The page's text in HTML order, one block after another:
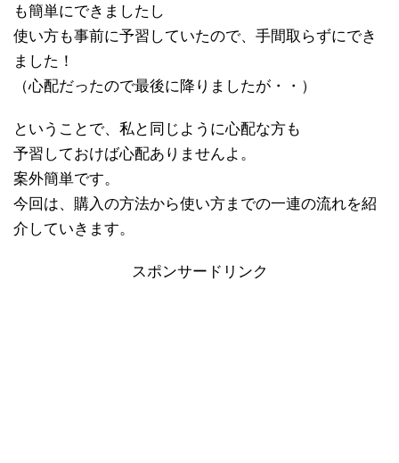
も簡単にできましたし
使い方も事前に予習していたので、手間取らずにでき
ました！
（心配だったので最後に降りましたが・・）
ということで、私と同じように心配な方も
予習しておけば心配ありませんよ。
案外簡単です。
今回は、購入の方法から使い方までの一連の流れを紹
介していきます。
スポンサードリンク